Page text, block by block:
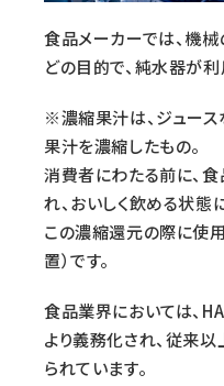
食品メーカーでは、機
どの目的で、純水器が利
※濃縮果汁は、ジュース
果汁を濃縮したもの。
消費者にわたる前に、食
れ、おいしく飲める状態
この濃縮還元の際に使
置）です。
食品業界においては、
より義務化され、従来
られています。